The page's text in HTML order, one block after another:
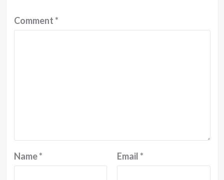
Comment*
Name* Email*